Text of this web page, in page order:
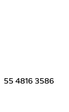
221 146 2100